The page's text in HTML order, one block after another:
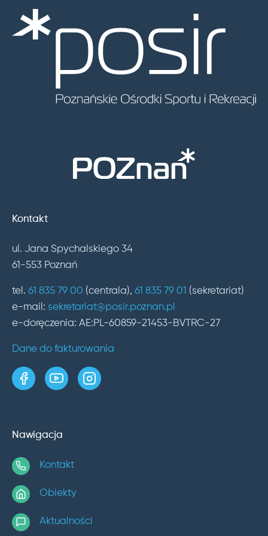
Kontakt
ul. Jana Spychalskiego 34
61-553 Poznań
tel. 61 835 79 00 (centrala), 61 835 79 01 (sekretariat)
e-mail: sekretariat@posir.poznan.pl
e-doręczenia: AE:PL-60859-21453-BVTRC-27
Dane do fakturowania
strona w serwisie Facebook
kanał w serwisie YouTube
profil w serwisie Instagram
Nawigacja
Kontakt
Obiekty
Aktualności